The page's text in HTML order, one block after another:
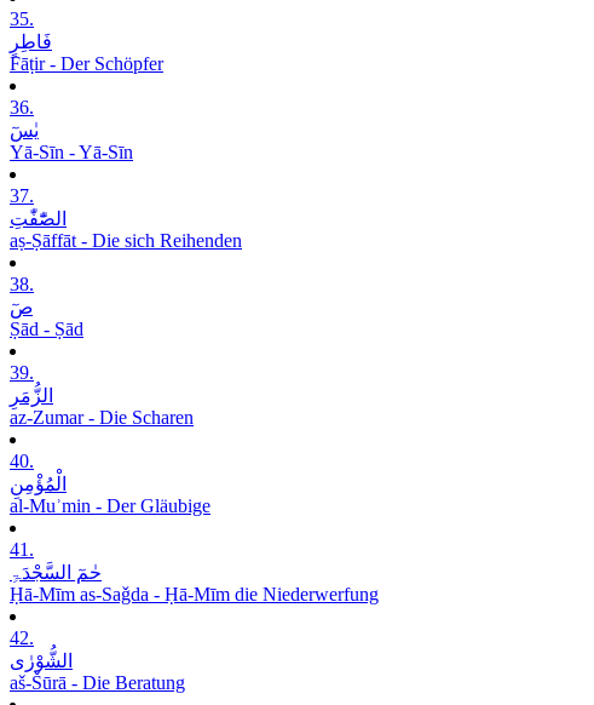
35.
فَاطِرٍ
Fāṭir - Der Schöpfer
36.
یٰسٓ
Yā-Sīn - Yā-Sīn
37.
الصّٰٓفّٰتِ
aṣ-Ṣāffāt - Die sich Reihenden
38.
صٓ
Ṣād - Ṣād
39.
الزُّمَرِ
az-Zumar - Die Scharen
40.
الْمُؤْمِنِ
al-Muʾmin - Der Gläubige
41.
حٰمٓ السَّجْدَۃِ
Ḥā-Mīm as-Saǧda - Ḥā-Mīm die Niederwerfung
42.
الشُّوْرٰی
aš-Šūrā - Die Beratung